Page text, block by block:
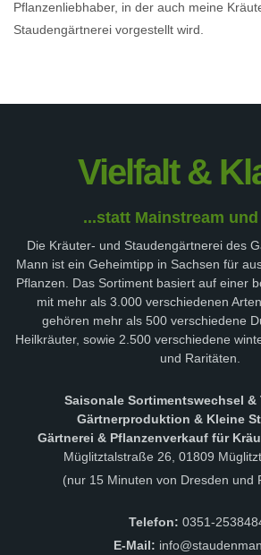
Pflanzenliebhaber, in der auch meine
Staudengärtnerei vorgestellt wird.
Vielfalt &
...statt Mainstream
Die Kräuter- und Staudengärtnerei des
Mann ist ein Geheimtipp in Sachsen für
Pflanzen. Das Sortiment basiert auf einer
mit mehr als 3.000 verschiedenen
gehören mehr als 500 verschiedene
Heilkräuter, sowie 2.500 verschiedene
und Raritäten.
Saisonale Sortimentswechsel
Gärtnerproduktion & Kleine
Gärtnerei & Pflanzenverkauf für
Müglitztalstraße 26, 01809
(nur 15 Minuten von Dresden und
Telefon: 0351-
E-Mail: